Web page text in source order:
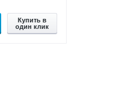
Купить в
один клик